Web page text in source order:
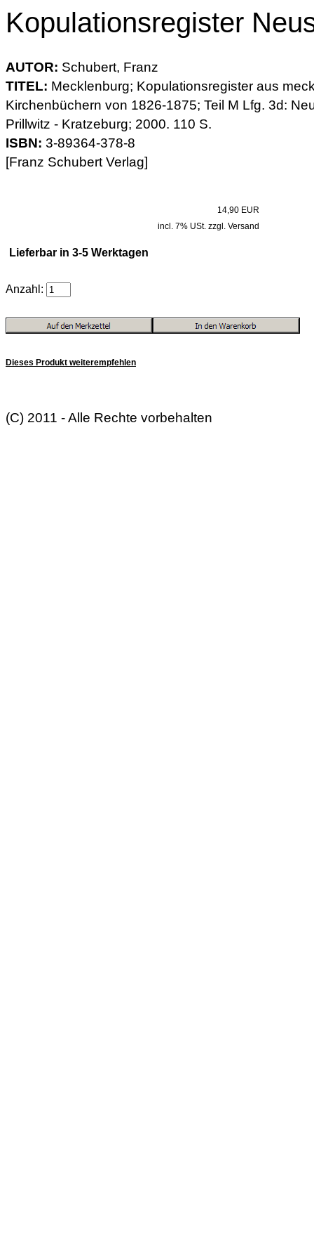
Kopulationsregister
AUTOR: Schubert, Franz
TITEL: Mecklenburg; Kopulationsregister aus
Kirchenbüchern von 1826-1875; Teil M Lfg. 3d:
Prillwitz - Kratzeburg; 2000. 110 S.
ISBN: 3-89364-378-8
[Franz Schubert Verlag]
14,90 EUR
incl. 7% USt. zzgl. Versand
Lieferbar in 3-5 Werktagen
Anzahl:
Dieses Produkt weiterempfehlen
(C) 2011 - Alle Rechte vorbehalten